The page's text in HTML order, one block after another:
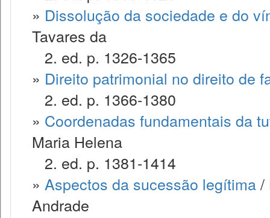
» Dissolução da sociedade e do
Tavares da
2. ed. p. 1326-1365
» Direito patrimonial no direito de
2. ed. p. 1366-1380
» Coordenadas fundamentais da
Maria Helena
2. ed. p. 1381-1414
» Aspectos da sucessão legítima/
Andrade